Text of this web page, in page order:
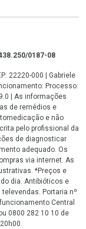
0187-08
22220-000 | Gabriele
Processo:
| As informações
de remédios e
e não
pelo profissional da
de diagnosticar
adequado. Os
via internet. As
*Preços e
dia. Antibióticos e
Portaria nº
Central
0800 282 10 10 de